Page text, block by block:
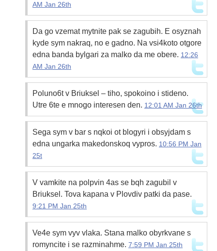
AM Jan 26th
Da go vzemat mytnite pak se zagubih. E osyznah
kyde sym nakraq, no e gadno. Na vsi4koto otgore
edna banda bylgari za malko da me obere. 12:26
AM Jan 26th
Poluno6t v Briuksel – tiho, spokoino i stideno.
Utre 6te e mnogo interesen den. 12:01 AM Jan 26th
Sega sym v bar s nqkoi ot blogyri i obsyjdam s
edna ungarka makedonskoq vypros. 10:56 PM Jan
25t
V vamkite na polpvin 4as se bqh zagubil v
Briuksel. Tova kapana v Plovdiv patki da pase.
9:21 PM Jan 25th
Ve4e sym vyv vlaka. Stana malko obyrkvane s
romyncite i se razminahme. 7:59 PM Jan 25th